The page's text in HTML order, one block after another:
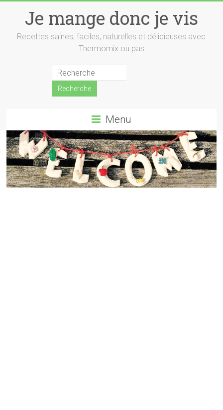
contentJe mange donc je vis
Recettes saines, faciles, naturelles et délicieuses avec
Thermomix ou pas
Menu